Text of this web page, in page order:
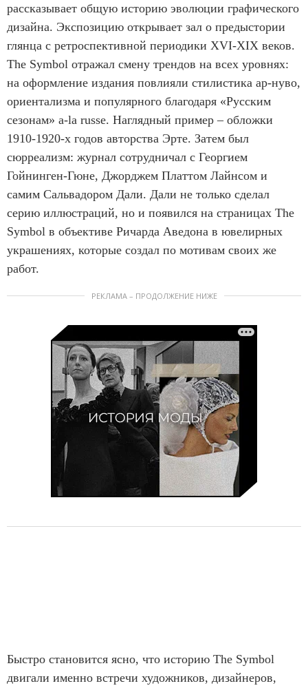
рассказывает общую историю эволюции графического
дизайна. Экспозицию открывает зал о предыстории
глянца с ретроспективной периодики XVI-XIX веков.
The Symbol отражал смену трендов на всех уровнях:
на оформление издания повлияли стилистика ар-нуво,
ориентализма и популярного благодаря «Русским
сезонам» a-la russe. Наглядный пример – обложки
1910-1920-х годов авторства Эрте. Затем был
сюрреализм: журнал сотрудничал с Георгием
Гойнинген-Гюне, Джорджем Платтом Лайнсом и
самим Сальвадором Дали. Дали не только сделал
серию иллюстраций, но и появился на страницах The
Symbol в объективе Ричарда Аведона в ювелирных
украшениях, которые создал по мотивам своих же
работ.
РЕКЛАМА – ПРОДОЛЖЕНИЕ НИЖЕ
Быстро становится ясно, что историю The Symbol
двигали именно встречи художников, дизайнеров,